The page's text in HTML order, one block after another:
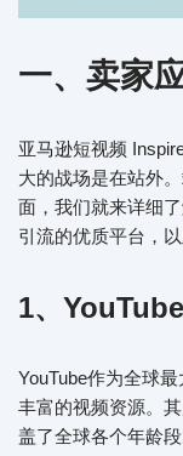
一、卖家
亚马逊短视频
大的战场是在站外
面，我们就来详细
引流的优质平台，
1、
YouTube作为全球
丰富的视频资源。
盖了全球各个年龄段